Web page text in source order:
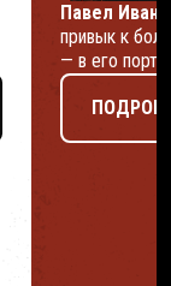
Павел
привык к
— в его
особый
возможных